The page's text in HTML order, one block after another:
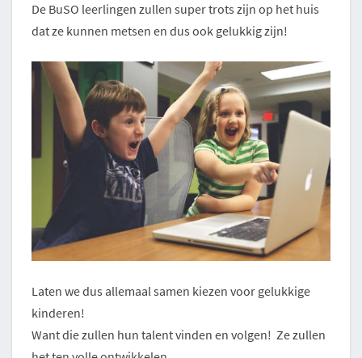
De BuSO leerlingen zullen super trots zijn op het huis
dat ze kunnen metsen en dus ook gelukkig zijn!
Laten we dus allemaal samen kiezen voor gelukkige
kinderen!
Want die zullen hun talent vinden en volgen! Ze zullen